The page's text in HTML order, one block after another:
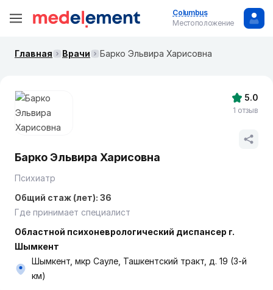
Columbus
Местоположение
Главная Врачи Барко Эльвира Харисовна
Барко Эльвира Харисовна
Психиатр
Общий стаж (лет): 36
Где принимает специалист
Областной психоневрологический диспансер г.
Шымкент
Шымкент, мкр Сауле, Ташкентский тракт, д. 19 (3-й
км)
5.0
1 отзыв